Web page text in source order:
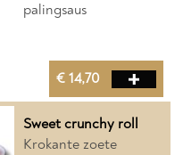
palingsaus
€ 14,70
Sweet crunchy roll
Krokante zoete